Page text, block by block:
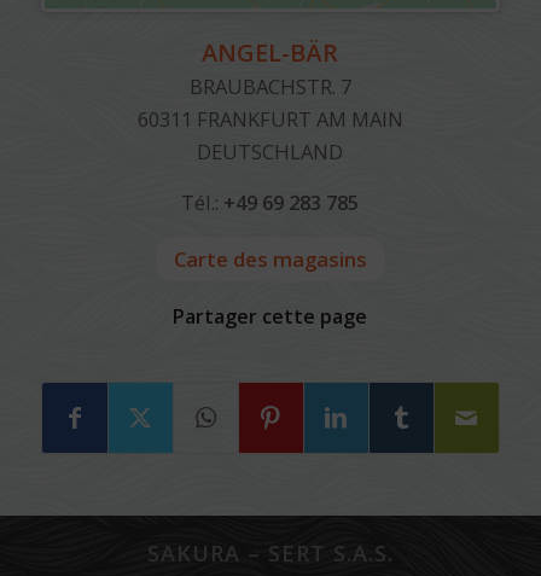
ANGEL-BÄR
BRAUBACHSTR. 7
60311 FRANKFURT AM MAIN
DEUTSCHLAND
Tél.: +49 69 283 785
Carte des magasins
Partager cette page
SAKURA – SERT S.A.S.